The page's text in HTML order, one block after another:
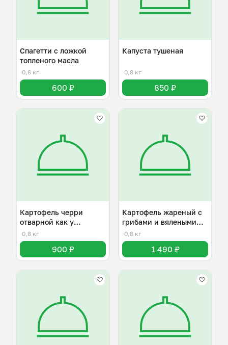
Спагетти с ложкой
топленого масла
0,6 кг
600 ₽
Капуста тушеная
0,8 кг
850 ₽
Картофель черри
отварной как у
бабушки
0,8 кг
900 ₽
Картофель жареный с
грибами и вялеными
томатами
0,8 кг
1 490 ₽